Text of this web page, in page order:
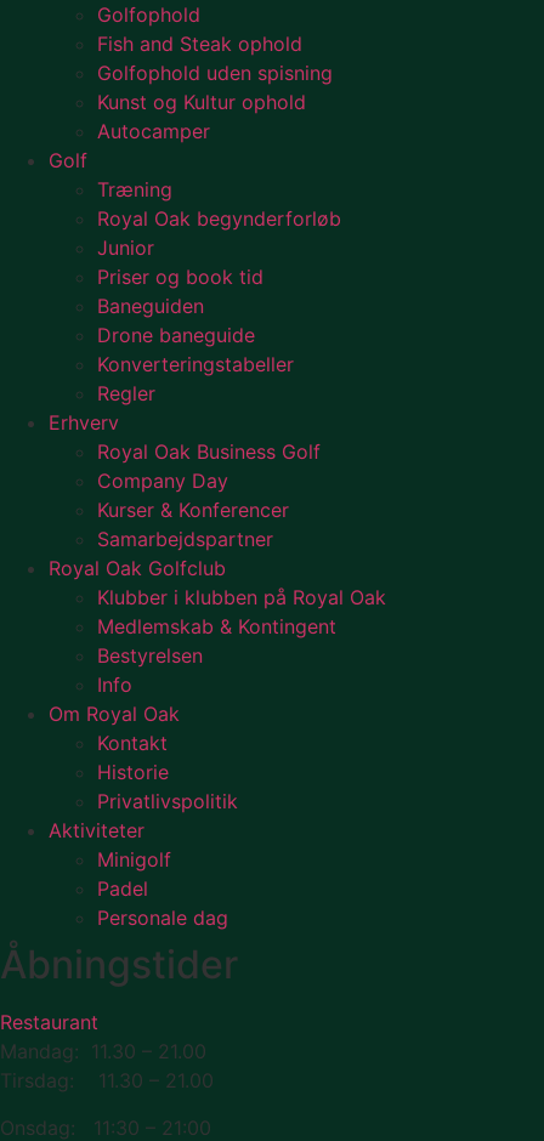
Golfophold
Fish and Steak ophold
Golfophold uden spisning
Kunst og Kultur ophold
Autocamper
Golf
Træning
Royal Oak begynderforløb
Junior
Priser og book tid
Baneguiden
Drone baneguide
Konverteringstabeller
Regler
Erhverv
Royal Oak Business Golf
Company Day
Kurser & Konferencer
Samarbejdspartner
Royal Oak Golfclub
Klubber i klubben på Royal Oak
Medlemskab & Kontingent
Bestyrelsen
Info
Om Royal Oak
Kontakt
Historie
Privatlivspolitik
Aktiviteter
Minigolf
Padel
Personale dag
Åbningstider
Restaurant
Mandag: 11.30 – 21.00
Tirsdag: 11.30 – 21.00
Onsdag: 11:30 – 21:00